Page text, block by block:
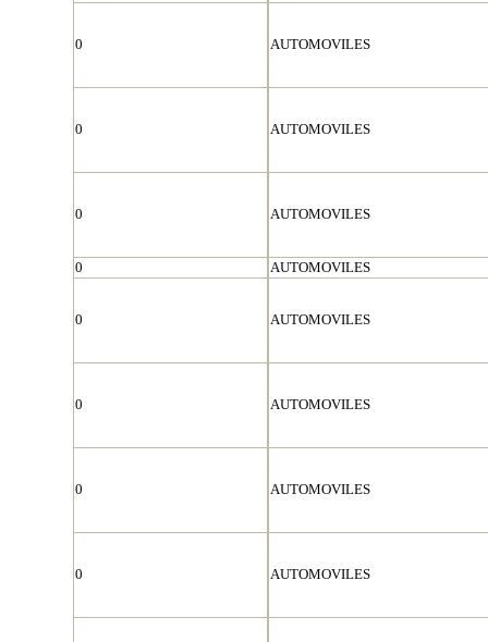
0 AUTOMOVILES
0 AUTOMOVILES
0 AUTOMOVILES
0 AUTOMOVILES
0 AUTOMOVILES
0 AUTOMOVILES
0 AUTOMOVILES
0 AUTOMOVILES